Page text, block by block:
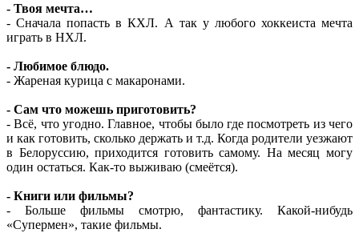
- Твоя мечта…
- Сначала попасть в КХЛ. А так у любого хоккеиста мечта
играть в НХЛ.
- Любимое блюдо.
- Жареная курица с макаронами.
- Сам что можешь приготовить?
- Всё, что угодно. Главное, чтобы было где посмотреть из чего
и как готовить, сколько держать и т.д. Когда родители уезжают
в Белоруссию, приходится готовить самому. На месяц могу
один остаться. Как-то выживаю (смеётся).
- Книги или фильмы?
- Больше фильмы смотрю, фантастику. Какой-нибудь
«Супермен», такие фильмы.